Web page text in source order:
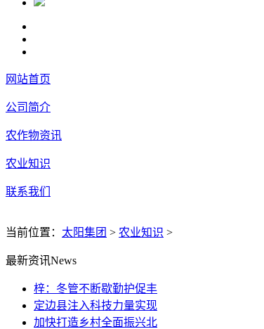
网站首页
公司简介
农作物资讯
农业知识
联系我们
当前位置： 太阳集团 > 农业知识 >
最新资讯News
梓：冬管不断歇勤护促丰
定边县注入科技力量实现
加快打造乡村全面振兴北